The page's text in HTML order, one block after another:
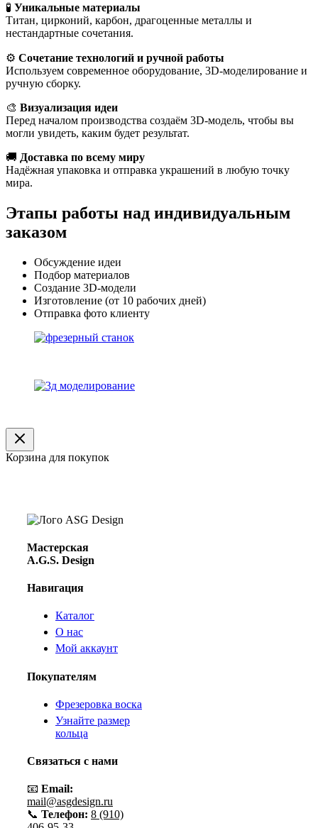
🧪 Уникальные материалы
Титан, цирконий, карбон, драгоценные металлы и
нестандартные сочетания.
⚙️ Сочетание технологий и ручной работы
Используем современное оборудование, 3D-моделирование и
ручную сборку.
🎨 Визуализация идеи
Перед началом производства создаём 3D-модель, чтобы вы
могли увидеть, каким будет результат.
🚚 Доставка по всему миру
Надёжная упаковка и отправка украшений в любую точку
мира.
Этапы работы над индивидуальным
заказом
Обсуждение идеи
Подбор материалов
Создание 3D-модели
Изготовление (от 10 рабочих дней)
Отправка фото клиенту
Корзина для покупок
Мастерская
A.G.S. Design
Навигация
Каталог
О нас
Мой аккаунт
Покупателям
Фрезеровка воска
Узнайте размер
кольца
Связаться с нами
📧 Email:
mail@asgdesign.ru
📞 Телефон: 8 (910)